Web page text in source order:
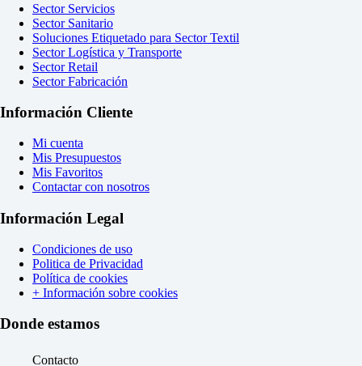
Sector Servicios
Sector Sanitario
Soluciones Etiquetado para Sector Textil
Sector Logística y Transporte
Sector Retail
Sector Fabricación
Información Cliente
Mi cuenta
Mis Presupuestos
Mis Favoritos
Contactar con nosotros
Información Legal
Condiciones de uso
Politica de Privacidad
Política de cookies
+ Información sobre cookies
Donde estamos
Contacto